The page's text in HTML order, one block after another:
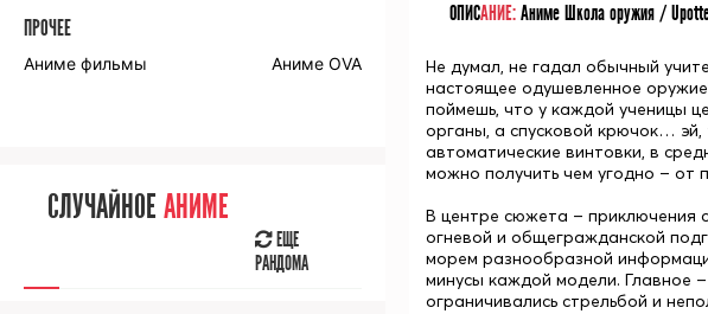
ОПИСАНИЕ:Аниме Школа оружия /
Не думал, не гадал обычный
настоящее одушевленное
поймешь, что у каждой ученицы
органы, а спусковой крючок…
автоматические винтовки, в
можно получить чем угодно – от
В центре сюжета – приключения
огневой и общегражданской
морем разнообразной
минусы каждой модели. Главное
ограничивались стрельбой и
ПРОЧЕЕ
Аниме фильмы Аниме OVA
СЛУЧАЙНОЕ АНИМЕ
ЕЩЕ
РАНДОМА